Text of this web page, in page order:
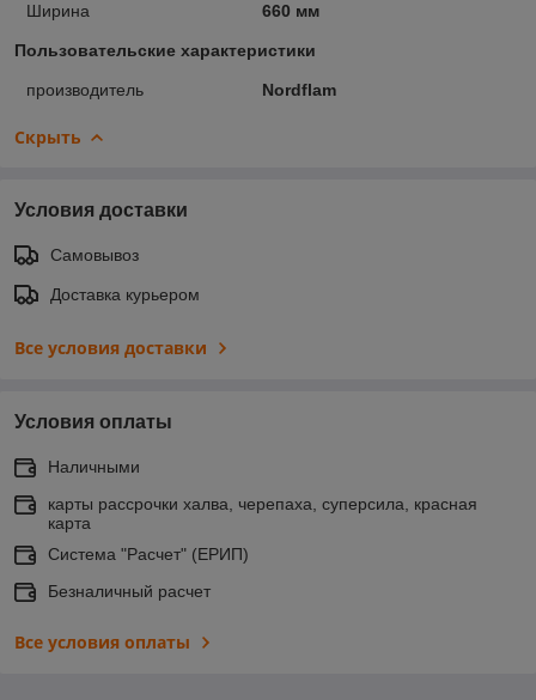
Ширина 660 мм
Пользовательские характеристики
производитель Nordflam
Скрыть
Условия доставки
Самовывоз
Доставка курьером
Все условия доставки
Условия оплаты
Наличными
карты рассрочки халва, черепаха, суперсила, красная
карта
Система "Расчет" (ЕРИП)
Безналичный расчет
Все условия оплаты